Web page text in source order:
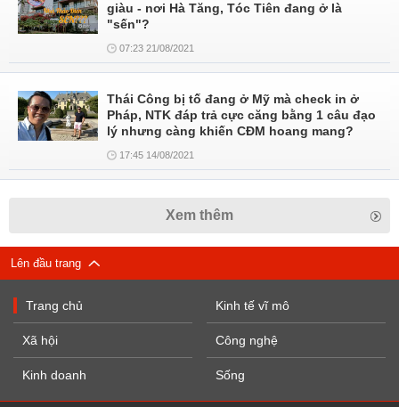
giàu - nơi Hà Tăng, Tóc Tiên đang ở là
"sến"?
07:23 21/08/2021
Thái Công bị tố đang ở Mỹ mà check in ở
Pháp, NTK đáp trả cực căng bằng 1 câu đạo
lý nhưng càng khiến CĐM hoang mang?
17:45 14/08/2021
Xem thêm
Lên đầu trang
Trang chủ
Xã hội
Kinh doanh
Kinh tế vĩ mô
Công nghệ
Sống